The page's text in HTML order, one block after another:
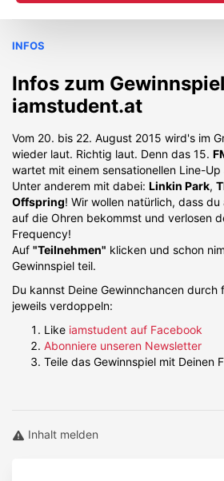
INFOS
Infos zum
iamstudent.at
Vom 20. bis 22. August 2015 wird's im
wieder laut. Richtig laut. Denn das 15.
wartet mit einem sensationellen Line-Up
Unter anderem mit dabei: Linkin Park,
Offspring! Wir wollen natürlich, dass
auf die Ohren bekommst und verlosen
Frequency!
Auf "Teilnehmen" klicken und schon
Gewinnspiel teil.
Du kannst Deine Gewinnchancen durch
jeweils verdoppeln:
Like iamstudent auf Facebook
Abonniere unseren Newsletter
Teile das Gewinnspiel mit Deinen
Inhalt melden